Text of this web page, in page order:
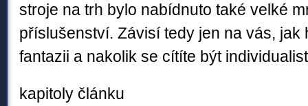
stroje na trh bylo nabídnuto také velké
příslušenství. Závisí tedy jen na vás, jak
fantazii a nakolik se cítíte být
kapitoly článku